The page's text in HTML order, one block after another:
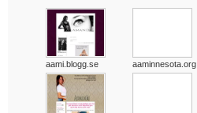
aami.blogg.se aaminnesota.org